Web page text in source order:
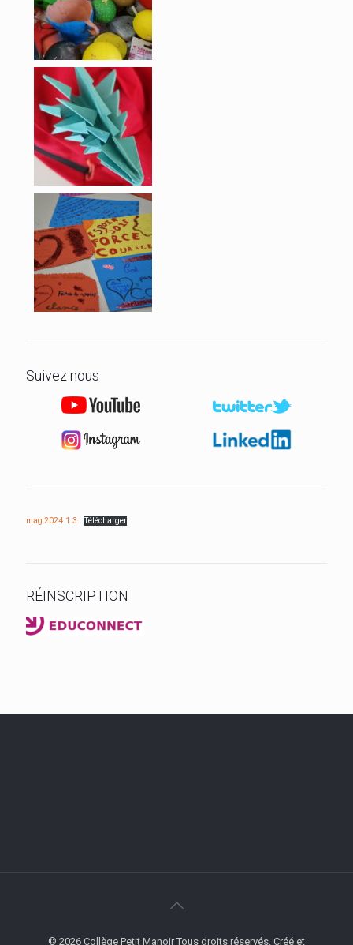
Suivez nous
mag'2024 1:3 Télécharger
RÉINSCRIPTION
© 2026 Collège Petit Manoir Tous droits réservés. Créé et